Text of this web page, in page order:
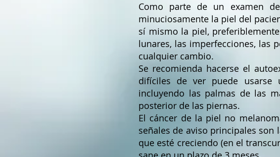
Como parte de un examen
minuciosamente la piel del
sí mismo la piel,
lunares, las imperfecciones, las
cualquier cambio.
Se recomienda hacerse el
difíciles de ver puede usarse
incluyendo las palmas de las
posterior de las piernas.
El cáncer de la piel no
señales de aviso principales
que esté creciendo (en el